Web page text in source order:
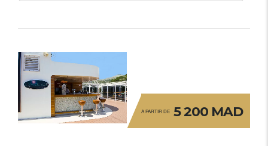
A PARTIR DE 5 200 MAD